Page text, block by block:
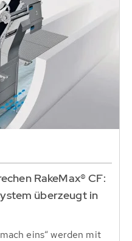
RakeMax® CF:
überzeugt in
eins“ werden mit